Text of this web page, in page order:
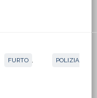
FURTO POLIZIA